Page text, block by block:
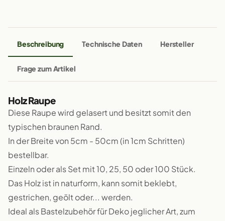
Beschreibung Technische Daten Hersteller
Frage zum Artikel
Holz Raupe
Diese Raupe wird gelasert und besitzt somit den
typischen braunen Rand.
In der Breite von 5cm - 50cm (in 1cm Schritten)
bestellbar.
Einzeln oder als Set mit 10, 25, 50 oder 100 Stück.
Das Holz ist in naturform, kann somit beklebt,
gestrichen, geölt oder... werden.
Ideal als Bastelzubehör für Deko jeglicher Art, zum